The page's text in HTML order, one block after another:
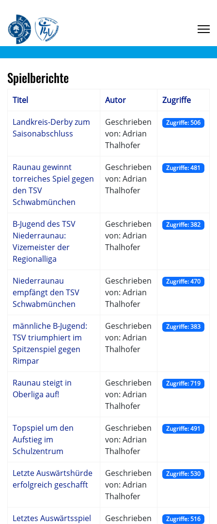
Spielberichte
Titel Autor Zugriffe
Landkreis-Derby zum
Saisonabschluss
Geschrieben
von: Adrian
Thalhofer
Zugriffe: 506
Raunau gewinnt
torreiches Spiel gegen
den TSV
Schwabmünchen
Geschrieben
von: Adrian
Thalhofer
Zugriffe: 481
B-Jugend des TSV
Niederraunau:
Vizemeister der
Regionalliga
Geschrieben
von: Adrian
Thalhofer
Zugriffe: 382
Niederraunau
empfängt den TSV
Schwabmünchen
Geschrieben
von: Adrian
Thalhofer
Zugriffe: 470
männliche B-Jugend:
TSV triumphiert im
Spitzenspiel gegen
Rimpar
Geschrieben
von: Adrian
Thalhofer
Zugriffe: 383
Raunau steigt in
Oberliga auf!
Geschrieben
von: Adrian
Thalhofer
Zugriffe: 719
Topspiel um den
Aufstieg im
Schulzentrum
Geschrieben
von: Adrian
Thalhofer
Zugriffe: 491
Letzte Auswärtshürde
erfolgreich geschafft
Geschrieben
von: Adrian
Thalhofer
Zugriffe: 530
Letztes Auswärtsspiel
Geschrieben
Zugriffe: 516